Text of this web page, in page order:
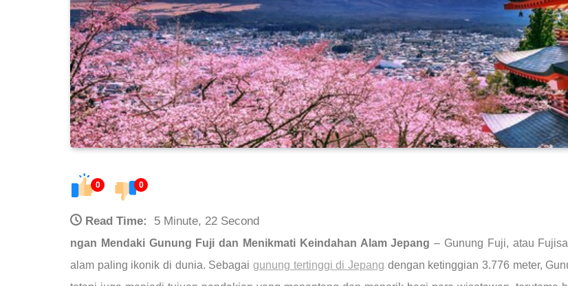
0 0
Read Time: 5 Minute, 22 Second
ngan Mendaki Gunung Fuji dan Menikmati Keindahan Alam Jepang– Gunung Fuji, atau
alam paling ikonik di dunia. Sebagai gunung tertinggi di Jepang dengan ketinggian 3.776 meter,